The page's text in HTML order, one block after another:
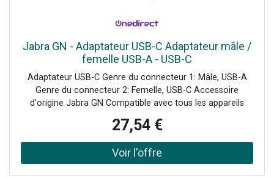
Jabra GN - Adaptateur USB-C Adaptateur mâle /
femelle USB-A - USB-C
Adaptateur USB-C Genre du connecteur 1: Mâle, USB-A
Genre du connecteur 2: Femelle, USB-C Accessoire
d'origine Jabra GN Compatible avec tous les appareils
toutes les prises Mâles USB-C
27,54 €